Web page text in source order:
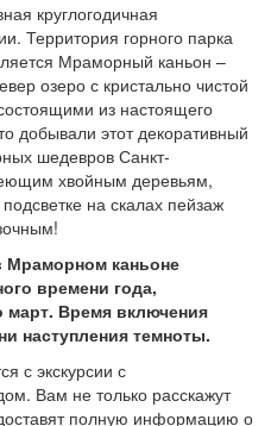
круглогодичная
Территория горного парка
Мраморный каньон –
озеро с кристально чистой
из настоящего
добывали этот декоративный
шедевров Санкт-
хвойным деревьям,
на скалах пейзаж
Мраморном каньоне
времени года,
март. Время включения
наступления темноты.
с экскурсии с
Вам не только расскажут
полную информацию о